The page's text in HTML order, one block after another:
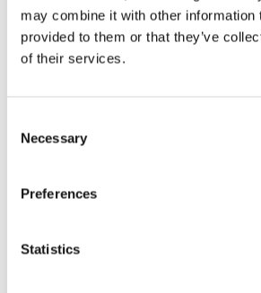
may combine it with other information
provided to them or that they’ve
of their services.
Necessary
Preferences
Statistics
nieutwardzonych
• Szeroki wybór opon – jest to
• Płynniejsza jazda dzięki
• Mniejsza bezwładność obrotu